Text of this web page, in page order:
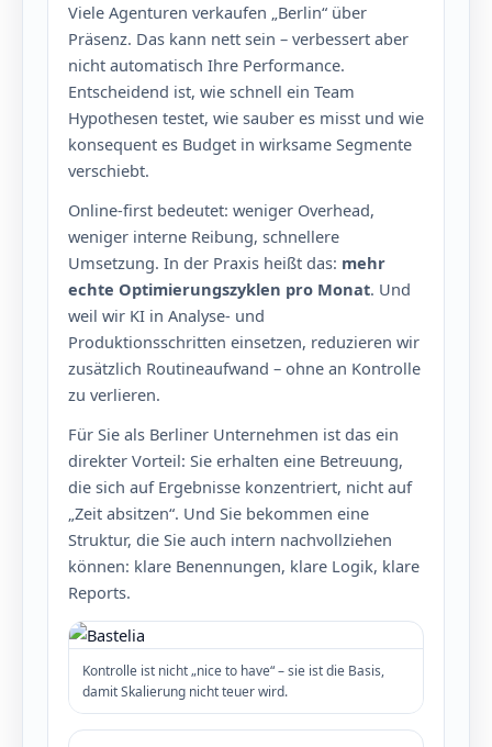
Viele Agenturen verkaufen „Berlin“ über
Präsenz. Das kann nett sein – verbessert aber
nicht automatisch Ihre Performance.
Entscheidend ist, wie schnell ein Team
Hypothesen testet, wie sauber es misst und wie
konsequent es Budget in wirksame Segmente
verschiebt.
Online-first bedeutet: weniger Overhead,
weniger interne Reibung, schnellere
Umsetzung. In der Praxis heißt das: mehr
echte Optimierungszyklen pro Monat. Und
weil wir KI in Analyse- und
Produktionsschritten einsetzen, reduzieren wir
zusätzlich Routineaufwand – ohne an Kontrolle
zu verlieren.
Für Sie als Berliner Unternehmen ist das ein
direkter Vorteil: Sie erhalten eine Betreuung,
die sich auf Ergebnisse konzentriert, nicht auf
„Zeit absitzen“. Und Sie bekommen eine
Struktur, die Sie auch intern nachvollziehen
können: klare Benennungen, klare Logik, klare
Reports.
Kontrolle ist nicht „nice to have“ – sie ist die Basis,
damit Skalierung nicht teuer wird.